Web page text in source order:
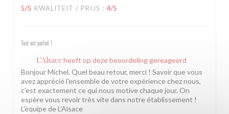
5/5 KWALITEIT / PRIJS : 4/5
Tout est parfait !
L'Alsace heeft op deze beoordeling gereageerd
Bonjour Michel, Quel beau retour, merci ! Savoir que vous
avez apprécié l'ensemble de votre expérience chez nous,
c'est exactement ce qui nous motive chaque jour. On
espère vous revoir très vite dans notre établissement !
L'équipe de L'Alsace